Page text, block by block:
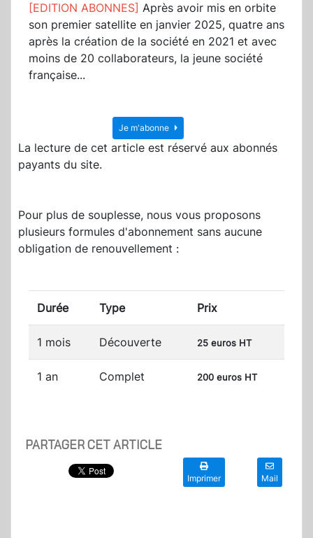
[EDITION ABONNES] Après avoir mis en orbite
son premier satellite en janvier 2025, quatre ans
après la création de la société en 2021 et avec
moins de 20 collaborateurs, la jeune société
française...
Je m'abonne
La lecture de cet article est réservé aux abonnés
payants du site.
Pour plus de souplesse, nous vous proposons
plusieurs formules d'abonnement sans aucune
obligation de renouvellement :
Durée Type Prix
1 mois Découverte 25 euros HT
1 an Complet 200 euros HT
PARTAGER CET ARTICLE
Imprimer Mail